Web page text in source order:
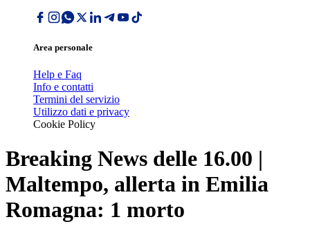
Area personale
Help e Faq
Info e contatti
Termini del servizio
Utilizzo dati e privacy
Cookie Policy
Breaking News delle 16.00 |
Maltempo, allerta in Emilia
Romagna: 1 morto